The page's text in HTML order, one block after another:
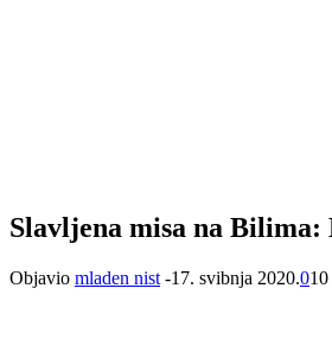
Slavljena misa na
Objavio mladen nist -17. svibnja 2020.010